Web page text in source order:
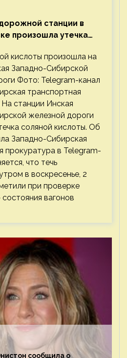
станции в
произошла утечка
кислоты произошла на
Западно-Сибирской
Фото: Telegram-канал
транспортная
станции Инская
железной дороги
соляной кислоты. Об
Западно-Сибирская
прокуратура в Telegram-
что течь
в воскресенье, 2
при проверке
состояния вагонов
сообщила о